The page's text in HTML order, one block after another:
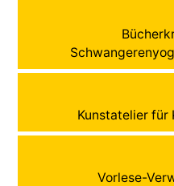
Kunstatelier für
Vorlese-